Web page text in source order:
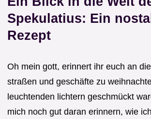
Spekulatius: Ein
Rezept
Oh mein gott, erinnert ihr euch an
straßen und geschäfte zu
leuchtenden lichtern geschmückt
mich noch gut daran erinnern, wie